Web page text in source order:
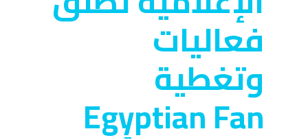
فعاليات
وتغطية
Egyptian Fan